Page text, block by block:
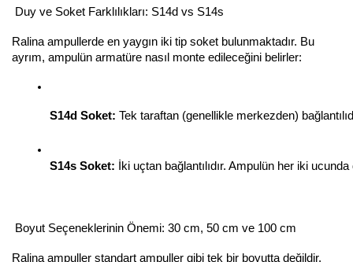
Duy ve Soket Farklılıkları: S14d vs S14s
Ralina ampullerde en yaygın iki tip soket bulunmaktadır. Bu
ayrım, ampulün armatüre nasıl monte edileceğini belirler:
S14d Soket: Tek taraftan (genellikle merkezden)
S14s Soket: İki uçtan bağlantılıdır. Ampulün her iki
Boyut Seçeneklerinin Önemi: 30 cm, 50 cm ve 100 cm
Ralina ampuller standart ampuller gibi tek bir boyutta değildir.